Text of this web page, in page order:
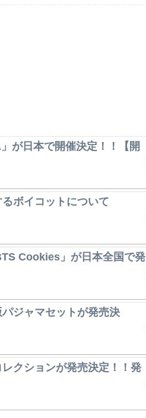
が日本で開催決定！！【開
ボイコットについて
Cookies」が日本全国で発
ジャマセットが発売決
クションが発売決定！！発